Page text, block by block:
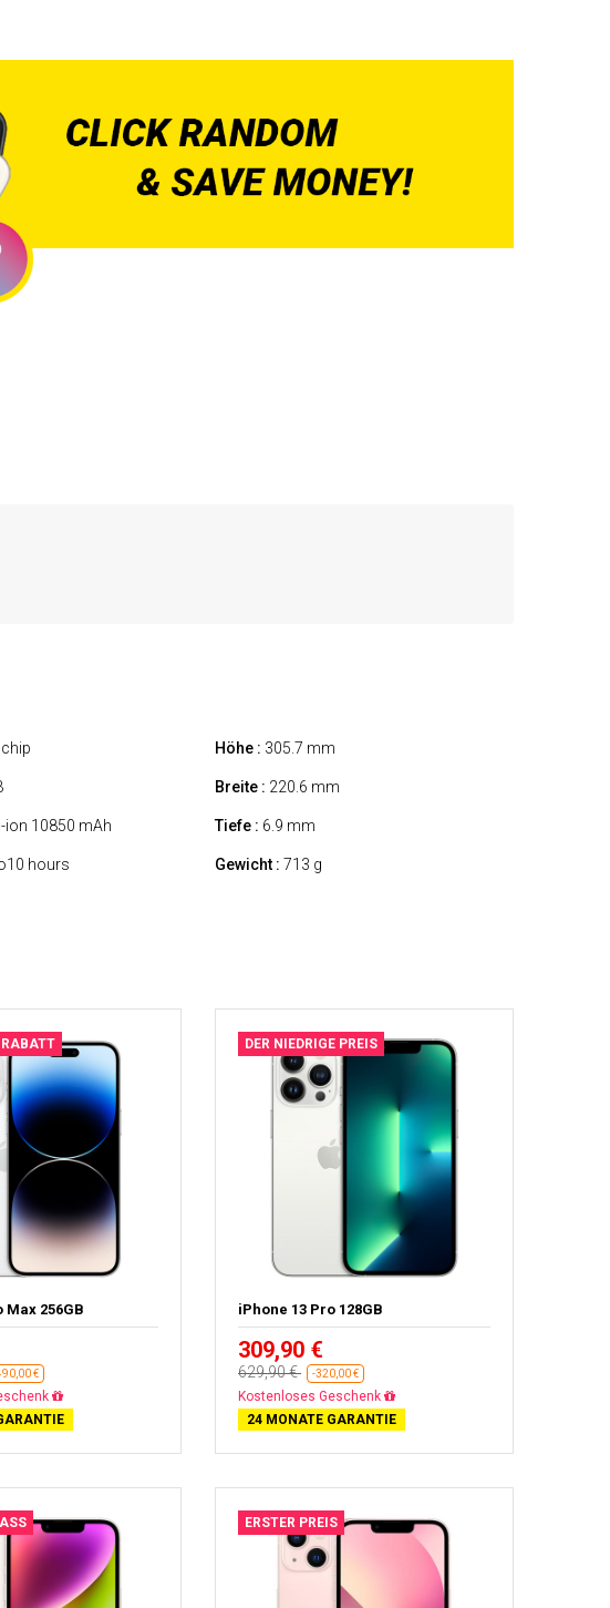
ion 10850 mAh
hours
Höhe : 305.7 mm
Breite : 220.6 mm
Tiefe : 6.9 mm
Gewicht : 713 g
RABATT
Max 256GB
€
DER NIEDRIGE PREIS
iPhone 13 Pro 128GB
309,90 €
629,90 € -320,00 €
Gratisversand
24 MONATE GARANTIE
ERSTER PREIS